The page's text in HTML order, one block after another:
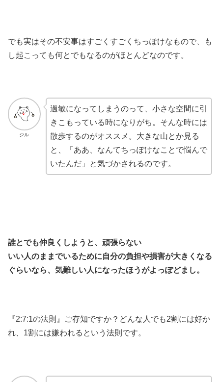
でも実はその不安事はすごくすごくちっぽけなもので、も
し起こっても何とでもなるのがほとんどなのです。
ジル
過敏になってしまうのって、小さな空間に引
きこもっている時になりがち。そんな時には
散歩するのがオススメ。大きな山とか見る
と、「ああ、なんてちっぽけなことで悩んで
いたんだ」と気づかされるのです。
誰とでも仲良くしようと、頑張らない
いい人のままでいるために自分の負担や損害が大きくなる
ぐらいなら、気難しい人になったほうがよっぽどまし。
『2:7:1の法則』ご存知ですか？どんな人でも2割には好か
れ、1割には嫌われるという法則です。